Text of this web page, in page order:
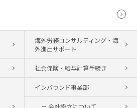
海外労務コンサルティング・海
外進出サポート
社会保険・給与計算手続き
インバウンド事業部